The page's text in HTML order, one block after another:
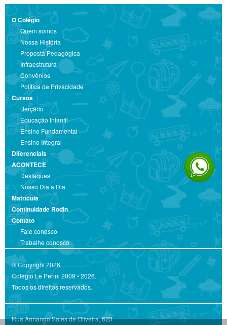
O Colégio
Quem somos
Nossa História
Proposta Pedagógica
Infraestrutura
Convênios
Política de Privacidade
Cursos
Berçário
Educação Infantil
Ensino Fundamental
Ensino Integral
Diferenciais
ACONTECE
Destaques
Nosso Dia a Dia
Matrícula
Continuidade Rodin
Contato
Fale conosco
Trabalhe conosco
® Copyright 2026
Colégio Le Perini 2009 - 2026.
Todos os direitos reservados.
Rua Armando Sales de Oliveira, 623